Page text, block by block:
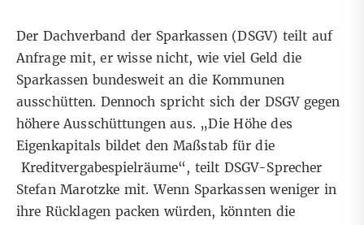
Der Dachverband der Sparkassen (DSGV) teilt auf
Anfrage mit, er wisse nicht, wie viel Geld die
Sparkassen bundesweit an die Kommunen
ausschütten. Dennoch spricht sich der DSGV gegen
höhere Ausschüttungen aus. „Die Höhe des
Eigenkapitals bildet den Maßstab für die
Kreditvergabespielräume“, teilt DSGV-Sprecher
Stefan Marotzke mit. Wenn Sparkassen weniger in
ihre Rücklagen packen würden, könnten die